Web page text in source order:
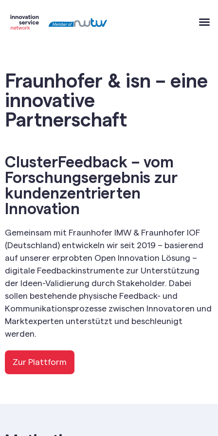
Fraunhofer & isn – eine
innovative
Partnerschaft
ClusterFeedback – vom
Forschungsergebnis zur
kundenzentrierten
Innovation
Gemeinsam mit Fraunhofer IMW & Fraunhofer IOF
(Deutschland) entwickeln wir seit 2019 – basierend
auf unserer erprobten Open Innovation Lösung –
digitale Feedbackinstrumente zur Unterstützung
der Ideen-Validierung durch Stakeholder. Dabei
sollen bestehende physische Feedback- und
Kommunikationsprozesse zwischen Innovatoren und
Marktexperten unterstützt und beschleunigt
werden.
Zur Plattform